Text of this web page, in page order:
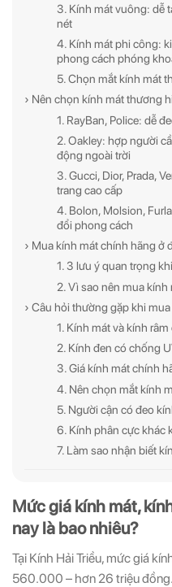
3. Kính mát vuông: dễ
nét
4. Kính mát phi công:
phong cách phóng
5. Chọn mắt kính mát
› Nên chọn kính mát thương
1. RayBan, Police: dễ
2. Oakley: hợp người
động ngoài trời
3. Gucci, Dior, Prada,
trang cao cấp
4. Bolon, Molsion,
đổi phong cách
› Mua kính mát chính hãng ở
1. 3 lưu ý quan trọng
2. Vì sao nên mua kính
› Câu hỏi thường gặp khi
1. Kính mát và kính
2. Kính đen có chống
3. Giá kính mát chính
4. Nên chọn mắt kính
5. Người cận có đeo
6. Kính phân cực khác
7. Làm sao nhận biết
Mức giá kính mát,
nay là bao nhiêu?
Tại Kính Hải Triều, mức giá
560.000 – hơn 26 triệu